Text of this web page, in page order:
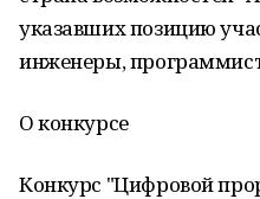
указавших позицию
инженеры,
О конкурсе
Конкурс "Цифровой